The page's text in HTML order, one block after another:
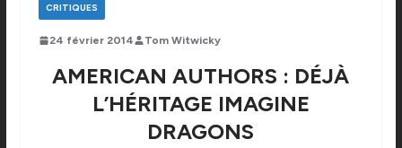
CRITIQUES
24 février 2014 Tom Witwicky
AMERICAN AUTHORS : DÉJÀ
L’HÉRITAGE IMAGINE
DRAGONS